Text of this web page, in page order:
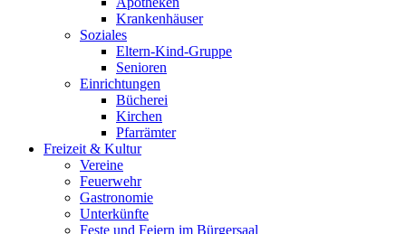
Krankenhäuser
Soziales
Eltern-Kind-Gruppe
Senioren
Einrichtungen
Bücherei
Kirchen
Pfarrämter
Freizeit & Kultur
Vereine
Feuerwehr
Gastronomie
Unterkünfte
Feste und Feiern im Bürgersaal